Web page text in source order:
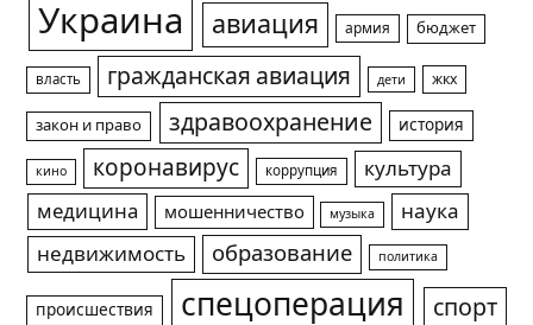
Украина авиация армия бюджет
власть гражданская авиация дети жкх
закон и право здравоохранение история
кино коронавирус коррупция
культура
медицина
мошенничество музыка
наука
недвижимость
образование политика
происшествия спецоперация спорт